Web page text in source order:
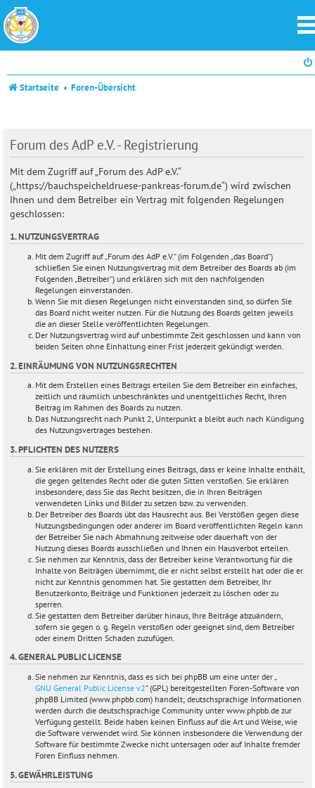
Startseite Foren-Übersicht
Forum des AdP e.V. - Registrierung
Mit dem Zugriff auf „Forum des AdP e.V.“
(„https://bauchspeicheldruese-pankreas-forum.de“) wird zwischen
Ihnen und dem Betreiber ein Vertrag mit folgenden Regelungen
geschlossen:
1. NUTZUNGSVERTRAG
Mit dem Zugriff auf „Forum des AdP e.V.“ (im Folgenden „das Board“)
schließen Sie einen Nutzungsvertrag mit dem Betreiber des Boards ab (im
Folgenden „Betreiber“) und erklären sich mit den nachfolgenden
Regelungen einverstanden.
Wenn Sie mit diesen Regelungen nicht einverstanden sind, so dürfen Sie
das Board nicht weiter nutzen. Für die Nutzung des Boards gelten jeweils
die an dieser Stelle veröffentlichten Regelungen.
Der Nutzungsvertrag wird auf unbestimmte Zeit geschlossen und kann von
beiden Seiten ohne Einhaltung einer Frist jederzeit gekündigt werden.
2. EINRÄUMUNG VON NUTZUNGSRECHTEN
Mit dem Erstellen eines Beitrags erteilen Sie dem Betreiber ein einfaches,
zeitlich und räumlich unbeschränktes und unentgeltliches Recht, Ihren
Beitrag im Rahmen des Boards zu nutzen.
Das Nutzungsrecht nach Punkt 2, Unterpunkt a bleibt auch nach Kündigung
des Nutzungsvertrages bestehen.
3. PFLICHTEN DES NUTZERS
Sie erklären mit der Erstellung eines Beitrags, dass er keine Inhalte enthält,
die gegen geltendes Recht oder die guten Sitten verstoßen. Sie erklären
insbesondere, dass Sie das Recht besitzen, die in Ihren Beiträgen
verwendeten Links und Bilder zu setzen bzw. zu verwenden.
Der Betreiber des Boards übt das Hausrecht aus. Bei Verstößen gegen diese
Nutzungsbedingungen oder anderer im Board veröffentlichten Regeln kann
der Betreiber Sie nach Abmahnung zeitweise oder dauerhaft von der
Nutzung dieses Boards ausschließen und Ihnen ein Hausverbot erteilen.
Sie nehmen zur Kenntnis, dass der Betreiber keine Verantwortung für die
Inhalte von Beiträgen übernimmt, die er nicht selbst erstellt hat oder die er
nicht zur Kenntnis genommen hat. Sie gestatten dem Betreiber, Ihr
Benutzerkonto, Beiträge und Funktionen jederzeit zu löschen oder zu
sperren.
Sie gestatten dem Betreiber darüber hinaus, Ihre Beiträge abzuändern,
sofern sie gegen o. g. Regeln verstoßen oder geeignet sind, dem Betreiber
oder einem Dritten Schaden zuzufügen.
4. GENERAL PUBLIC LICENSE
Sie nehmen zur Kenntnis, dass es sich bei phpBB um eine unter der „
GNU General Public License v2“ (GPL) bereitgestellten Foren-Software von
phpBB Limited (www.phpbb.com) handelt; deutschsprachige Informationen
werden durch die deutschsprachige Community unter www.phpbb.de zur
Verfügung gestellt. Beide haben keinen Einfluss auf die Art und Weise, wie
die Software verwendet wird. Sie können insbesondere die Verwendung der
Software für bestimmte Zwecke nicht untersagen oder auf Inhalte fremder
Foren Einfluss nehmen.
5. GEWÄHRLEISTUNG